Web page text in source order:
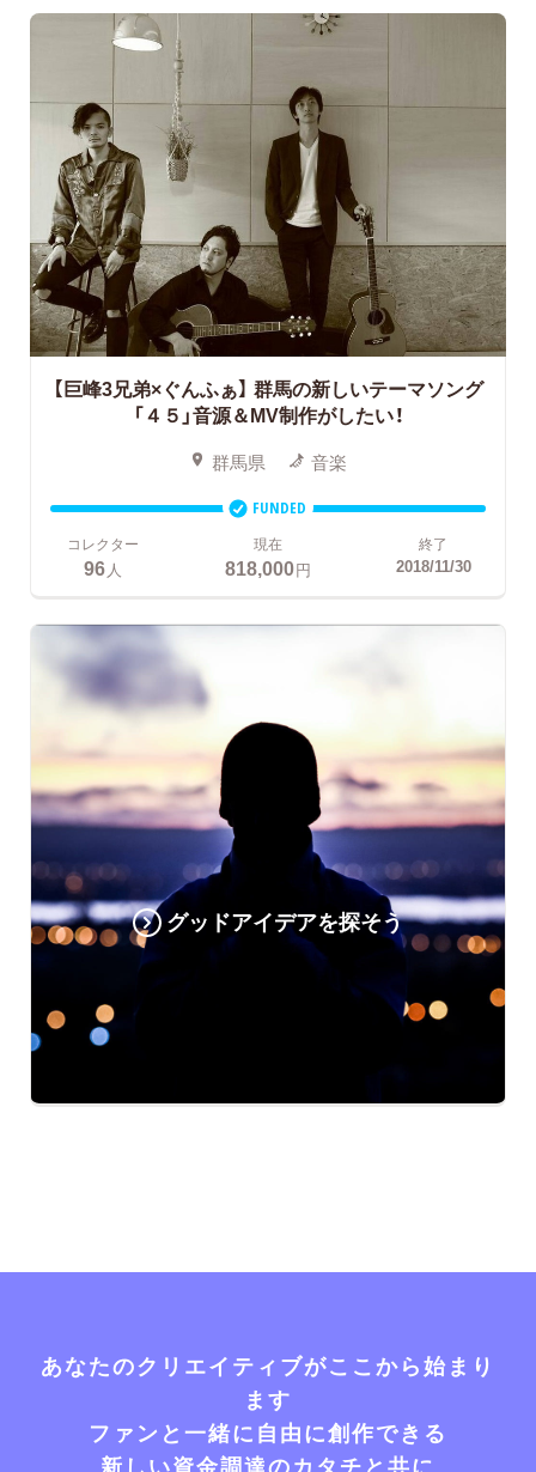
【巨峰3兄弟×ぐんふぁ】 群馬の新しいテーマソング
「４５」音源＆MV制作がしたい！
群馬県 音楽
FUNDED
コレクター
96 人
現在
818,000円
終了
2018/11/30
グッドアイデアを探そう
あなたのクリエイティブがここから始まり
ます
ファンと一緒に自由に創作できる
新しい資金調達のカタチと共に